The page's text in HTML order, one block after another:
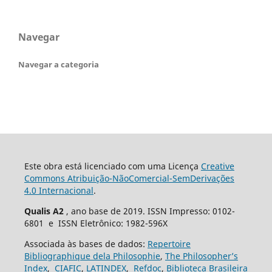
Navegar
Navegar a categoria
Este obra está licenciado com uma Licença Creative
Commons Atribuição-NãoComercial-SemDerivações
4.0 Internacional.
Qualis A2 , ano base de 2019. ISSN Impresso: 0102-
6801 e ISSN Eletrônico: 1982-596X
Associada às bases de dados: Repertoire
Bibliographique dela Philosophie, The Philosopher’s
Index, CIAFIC, LATINDEX, Refdoc, Biblioteca Brasileira